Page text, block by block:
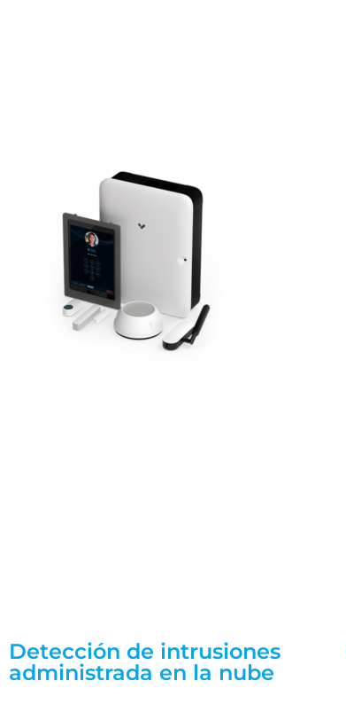
Detección de intrusiones
administrada en la nube